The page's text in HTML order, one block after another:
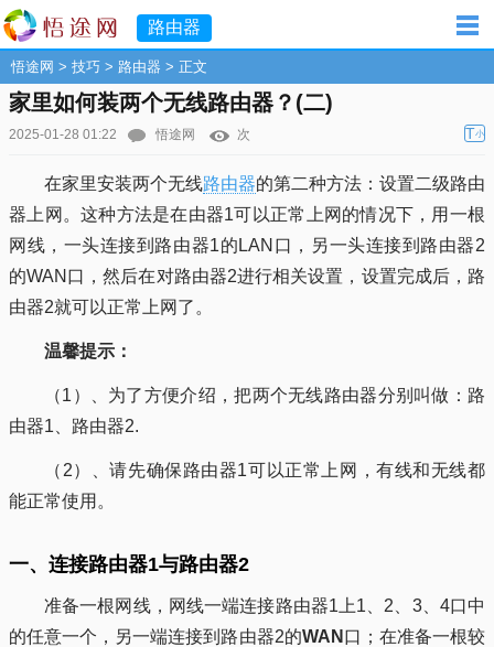
路由器
悟途网 > 技巧 > 路由器 > 正文
家里如何装两个无线路由器？(二)
2025-01-28 01:22 悟途网 次 T小
在家里安装两个无线路由器的第二种方法：设置二级路由
器上网。这种方法是在由器1可以正常上网的情况下，用一根
网线，一头连接到路由器1的LAN口，另一头连接到路由器2
的WAN口，然后在对路由器2进行相关设置，设置完成后，路
由器2就可以正常上网了。
温馨提示：
（1）、为了方便介绍，把两个无线路由器分别叫做：路
由器1、路由器2.
（2）、请先确保路由器1可以正常上网，有线和无线都
能正常使用。
一、连接路由器1与路由器2
准备一根网线，网线一端连接路由器1上1、2、3、4口中
的任意一个，另一端连接到路由器2的WAN 口；在准备一根较